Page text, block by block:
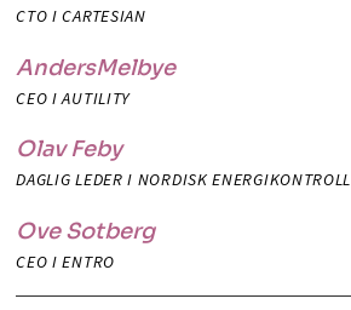
CTO I CARTESIAN
AndersMelbye
CEO I AUTILITY
Olav Feby
DAGLIG LEDER I NORDISK ENERGIKONTROLL
Ove Sotberg
CEO I ENTRO